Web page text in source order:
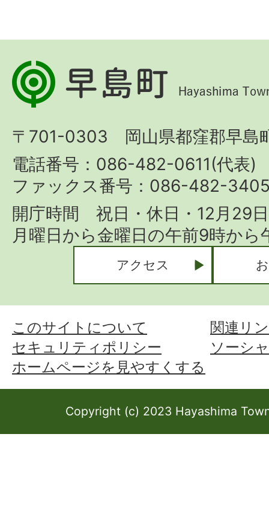
早
島
Hayashima
Town
〒701-0303 岡山県都窪郡早島
電話番号：086-482-0611(代表)
ファックス番号：086-482-
開庁時間 祝日・休日・12月29
月曜日から金曜日の午前9時か
アクセス
このサイトについて
関連リ
セキュリティポリシー
ソーシ
ホームページを見やすくする
Copyright (c) 2023 Hayashima